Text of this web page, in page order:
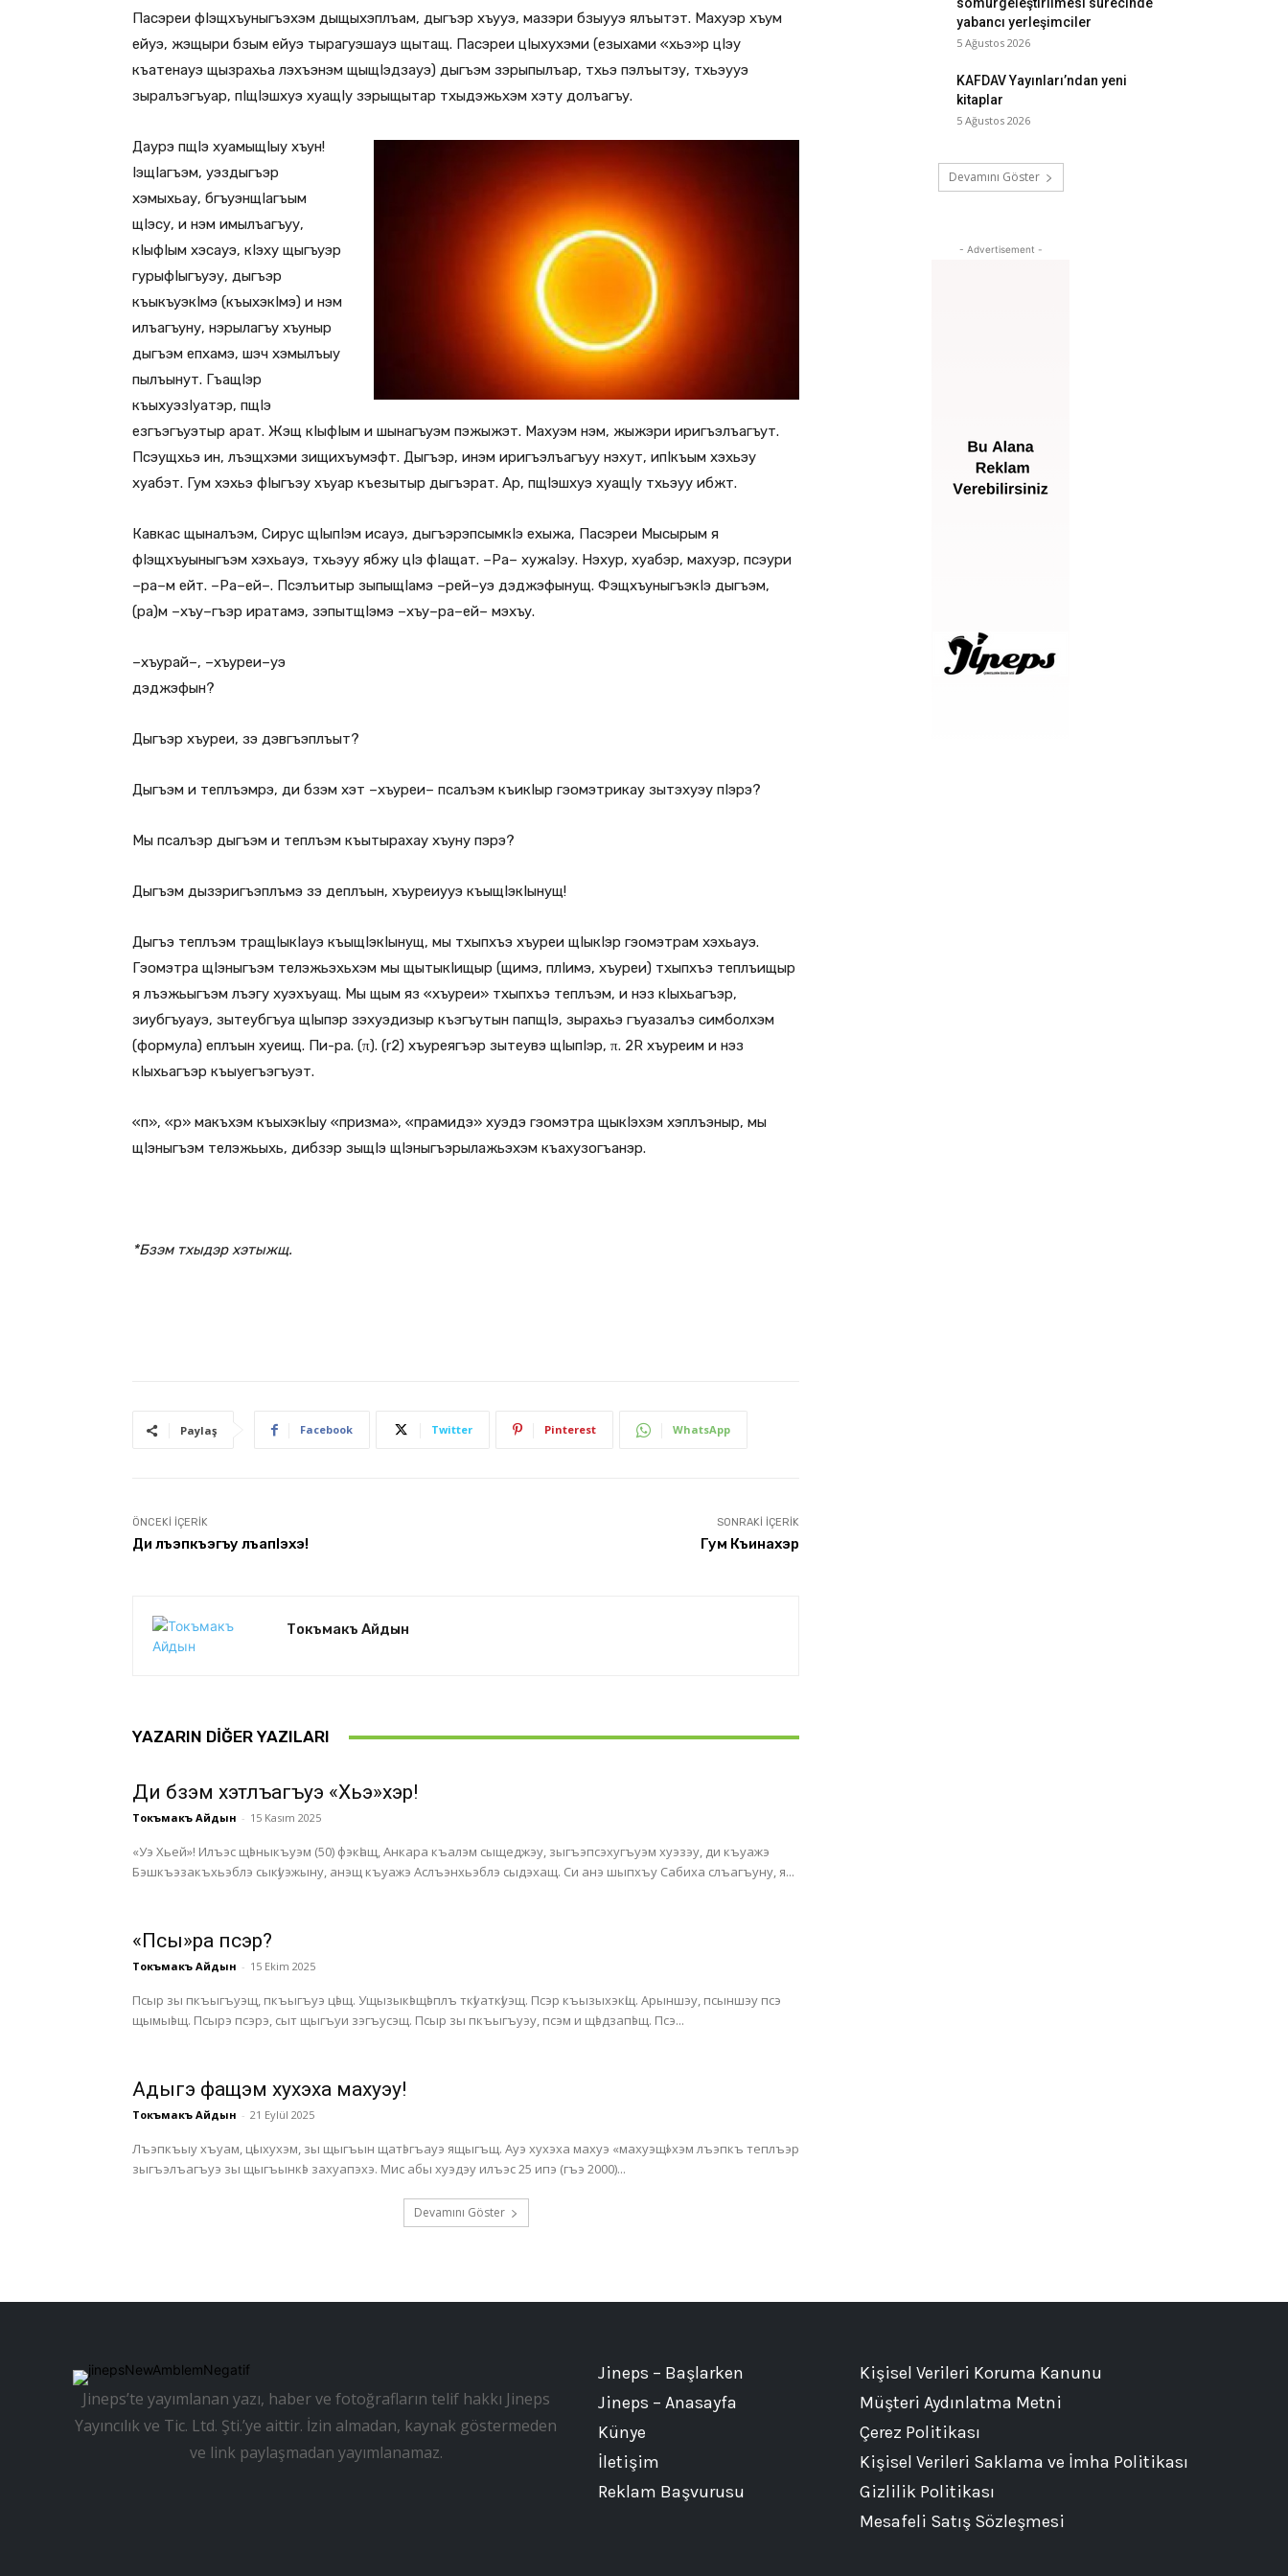
Пасэреи фIэщхъуныгъэхэм дыщыхэплъам, дыгъэр хъууэ, мазэри бзыууэ ялъытэт. Махуэр хъум
ейуэ, жэщыри бзым ейуэ тырагуэшауэ щытащ. Пасэреи цIыхухэми (езыхами «хьэ»р цIэу
къатенауэ щызрахьа лэхъэнэм щыщIэдзауэ) дыгъэм зэрыпылъар, тхьэ пэлъытэу, тхьэууэ
зыралъэгъуар, пIщIэшхуэ хуащIу зэрыщытар тхыдэжьхэм хэту долъагъу.
Даурэ пщIэ хуамыщIыу хъун!
IэщIагъэм, уэздыгъэр
хэмыхьау, бгъуэнщIагъым
щIэсу, и нэм имылъагъуу,
кIыфIым хэсауэ, кIэху щыгъуэр
гурыфIыгъуэу, дыгъэр
къыкъуэкIмэ (къыхэкIмэ) и нэм
илъагъуну, нэрылагъу хъуныр
дыгъэм епхамэ, шэч хэмылъыу
пылъынут. ГъащIэр
къыхуэзIуатэр, пщIэ
езгъэгъуэтыр арат. Жэщ кIыфIым и шынагъуэм пэжыжэт. Махуэм нэм, жыжэри иригъэлъагъут.
Псэущхьэ ин, лъэщхэми зищихъумэфт. Дыгъэр, инэм иригъэлъагъуу нэхут, ипIкъым хэхьэу
хуабэт. Гум хэхьэ фIыгъэу хъуар къезытыр дыгъэрат. Ар, пщIэшхуэ хуащIу тхьэуу ибжт.
Кавкас щыналъэм, Сирус щIыпIэм исауэ, дыгъэрэпсымкIэ ехыжа, Пасэреи Мысырым я
фIэщхъуыныгъэм хэхьауэ, тхьэуу ябжу цIэ фIащат. –Ра– хужаIэу. Нэхур, хуабэр, махуэр, псэури
–ра–м ейт. –Ра–ей–. Псэлъитыр зыпыщIамэ –рей–уэ дэджэфынущ. ФэщхъуныгъэкIэ дыгъэм,
(ра)м –хъу–гъэр иратамэ, зэпытщIэмэ –хъу–ра–ей– мэхъу.
–хъурай–, –хъуреи–уэ
дэджэфын?
Дыгъэр хъуреи, зэ дэвгъэплъыт?
Дыгъэм и теплъэмрэ, ди бзэм хэт –хъуреи– псалъэм къикIыр гэомэтрикау зытэхуэу пIэрэ?
Мы псалъэр дыгъэм и теплъэм къытырахау хъуну пэрэ?
Дыгъэм дызэригъэплъмэ зэ деплъын, хъуреиууэ къыщIэкIынущ!
Дыгъэ теплъэм тращIыкIауэ къыщIэкIынущ, мы тхыпхъэ хъуреи щIыкIэр гэомэтрам хэхьауэ.
Гэомэтра щIэныгъэм телэжьэхьхэм мы щытыкIищыр (щимэ, плIимэ, хъуреи) тхыпхъэ теплъищыр
я лъэжьыгъэм лъэгу хуэхъуащ. Мы щым яз «хъуреи» тхыпхъэ теплъэм, и нэз кIыхьагъэр,
зиубгъуауэ, зытеубгъуа щIыпэр зэхуэдизыр къэгъутын папщIэ, зырахьэ гъуазалъэ симболхэм
(формула) еплъын хуеищ. Пи-ра. (π). (r2) хъуреягъэр зытеувэ щIыпIэр, π. 2R хъуреим и нэз
кIыхьагъэр къыуегъэгъуэт.
«п», «р» макъхэм къыхэкIыу «призма», «прамидэ» хуэдэ гэомэтра щыкIэхэм хэплъэныр, мы
щIэныгъэм телэжьыхь, дибзэр зыщIэ щIэныгъэрылажьэхэм къахузогъанэр.
*Бзэм тхыдэр хэтыжщ.
Paylaş Facebook Twitter Pinterest WhatsApp
ÖNCEKI İÇERIK
Ди лъэпкъэгъу лъапIэхэ!
SONRAKI İÇERIK
Гум Къинахэр
Токъмакъ Айдын
YAZARIN DIĞER YAZILARI
Ди бзэм хэтлъагъуэ «Хьэ»хэр!
Токъмакъ Айдын - 15 Kasım 2025
«Уэ Хьей»! Илъэс щӏэныкъуэм (50) фэкӏащ, Анкара къалэм сыщеджэу, зыгъэпсэхугъуэм хуэзэу, ди къуажэ
Бэшкъэзакъхьэблэ сыкӏуэжыну, анэщ къуажэ Аслъэнхьэблэ сыдэхащ. Си анэ шыпхъу Сабиха слъагъуну, я...
«Псы»ра псэр?
Токъмакъ Айдын - 15 Ekim 2025
Псыр зы пкъыгъуэщ, пкъыгъуэ цӏэщ. Ущызыкӏэщӏэплъ ткӏуаткӏуэщ. Псэр къызыхэкӏщ. Арыншэу, псыншэу псэ
щымыӏэщ. Псырэ псэрэ, сыт щыгъуи зэгъусэщ. Псыр зы пкъыгъуэу, псэм и щӏэдзапӏэщ. Псэ...
Адыгэ фащэм хухэха махуэу!
Токъмакъ Айдын - 21 Eylül 2025
Лъэпкъыу хъуам, цӏыхухэм, зы щыгъын щатӏэгъауэ ящыгъщ. Ауэ хухэха махуэ «махуэщӏ»хэм лъэпкъ теплъэр
зыгъэлъагъуэ зы щыгъынкӏэ захуапэхэ. Мис абы хуэдэу илъэс 25 ипэ (гъэ 2000)...
Devamını Göster
yabancı yerleşimciler
5 Ağustos 2026
KAFDAV Yayınları’ndan yeni
kitaplar
5 Ağustos 2026
Devamını Göster
- Advertisement -
Jineps’te yayımlanan yazı, haber ve fotoğrafların telif hakkı Jineps
Yayıncılık ve Tic. Ltd. Şti.’ye aittir. İzin almadan, kaynak göstermeden
ve link paylaşmadan yayımlanamaz.
Jineps – Başlarken
Jineps – Anasayfa
Künye
İletişim
Reklam Başvurusu
Kişisel Verileri Koruma Kanunu
Müşteri Aydınlatma Metni
Çerez Politikası
Kişisel Verileri Saklama ve İmha Politikası
Gizlilik Politikası
Mesafeli Satış Sözleşmesi